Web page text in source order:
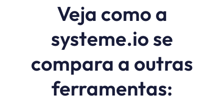
Veja como a
systeme.io se
compara a outras
ferramentas: